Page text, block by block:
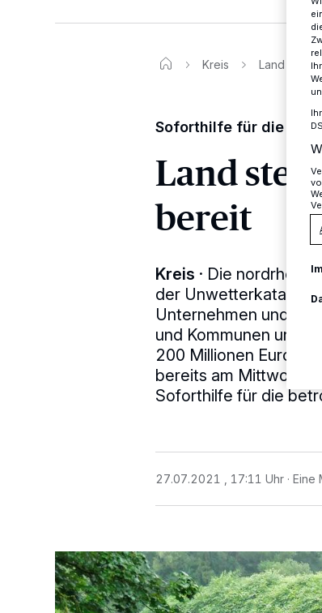
Kreis Land stellt
Soforthilfe für die
Land
bereit
Kreis · Die nordrhein-
der
Unternehmen und
und Kommunen
200 Millionen Euro
bereits am Mittwoch
Soforthilfe für die
27.07.2021 , 17:11 Uhr Eine